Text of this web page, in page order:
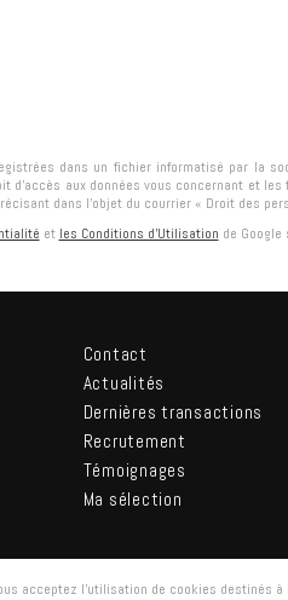
dans un fichier informatisé par la
d'accès aux données vous concernant et
dans l’objet du courrier « Droit des
et les Conditions d'Utilisation de
Contact
Actualités
Dernières transactions
Recrutement
Témoignages
Ma sélection
acceptez l'utilisation de cookies destinés